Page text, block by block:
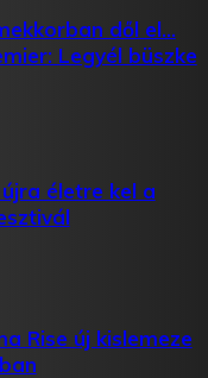
dől el…
Legyél büszke
életre kel a
Rise új kislemeze